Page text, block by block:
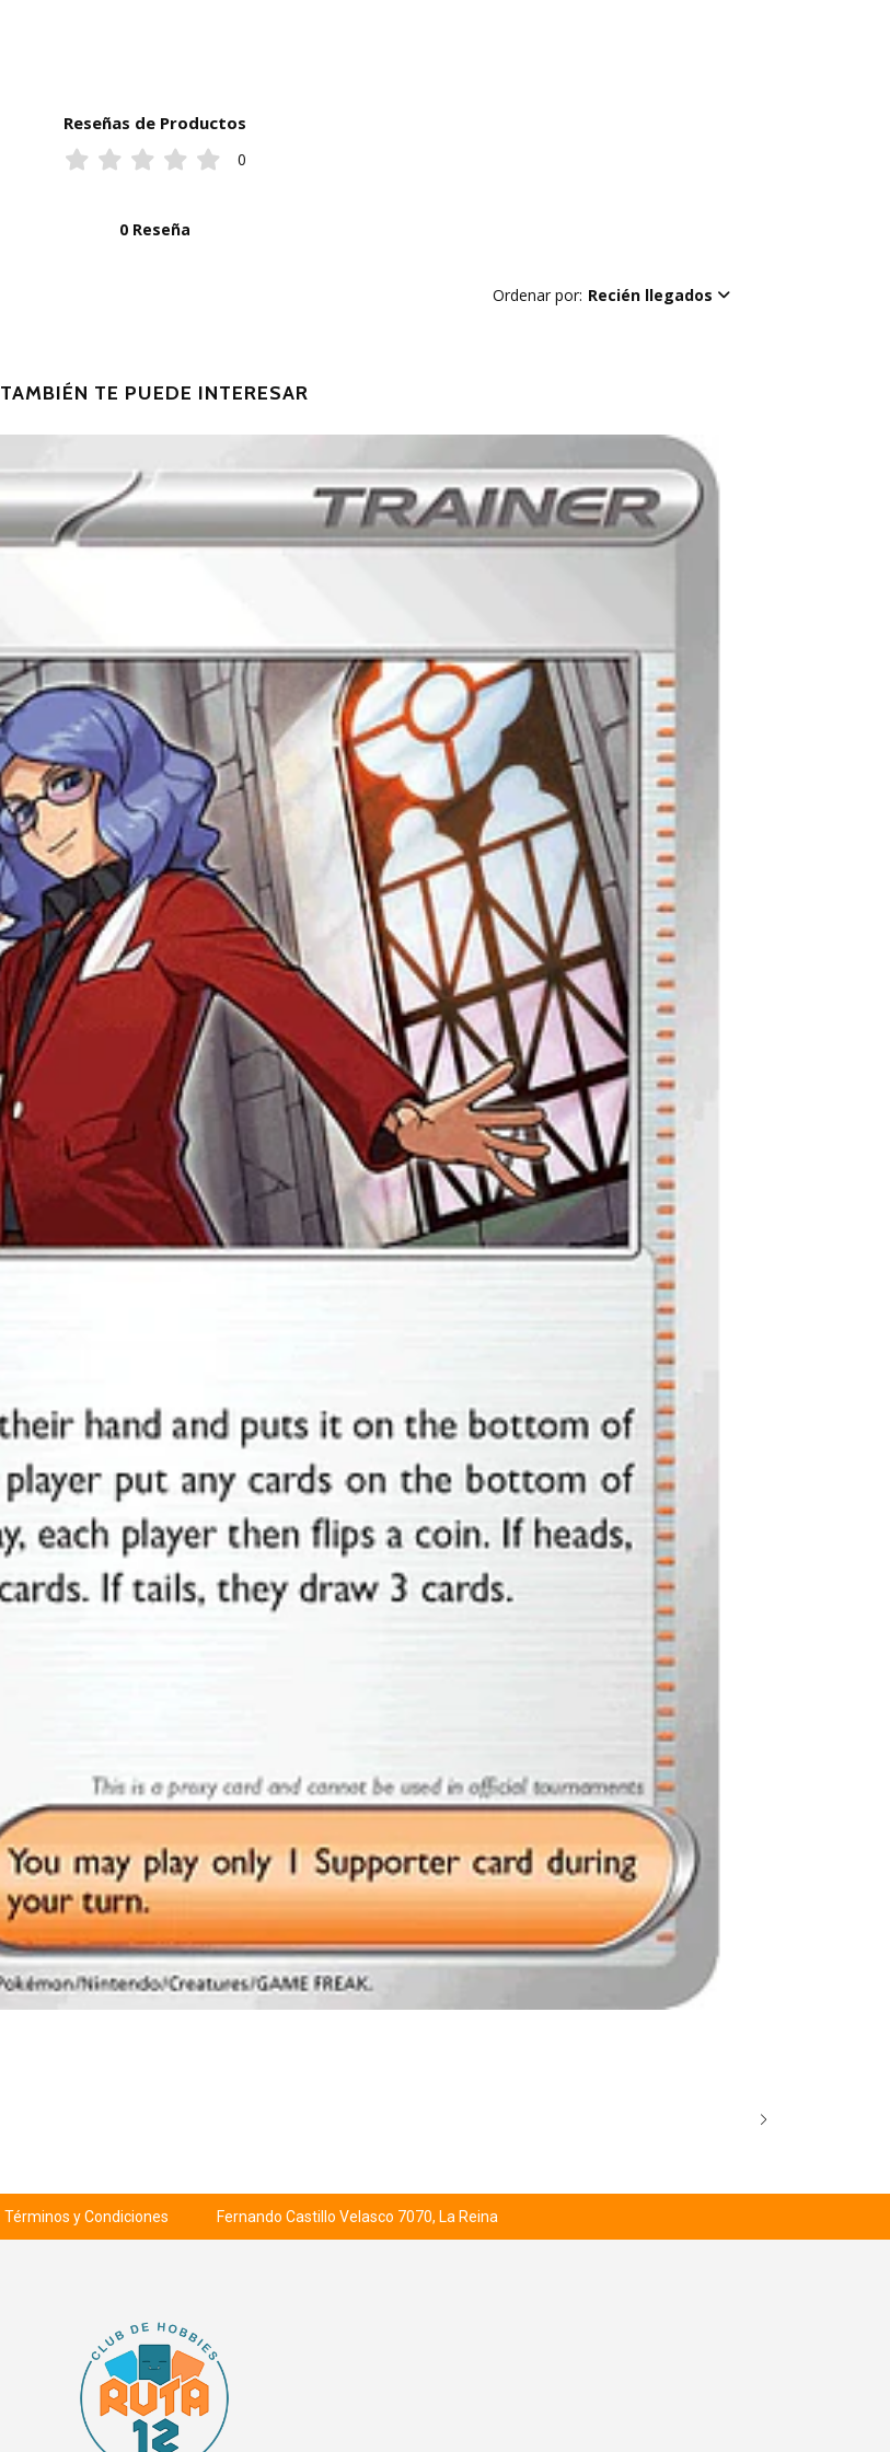
Reseñas de Productos
0
0 Reseña
Ordenar por: Recién llegados
TAMBIÉN TE PUEDE INTERESAR
Términos y Condiciones Fernando Castillo Velasco 7070, La Reina